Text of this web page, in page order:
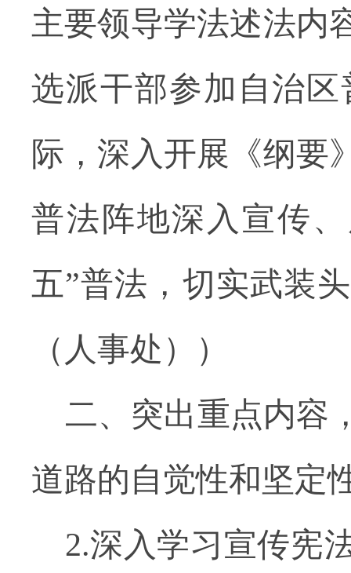
主要领导学法述法内
选派干部参加自治
际，深入开展《纲要
普法阵地深入宣传
五”普法，切实武装
（人事处））
二、突出重点内容
道路的自觉性和坚定
2.深入学习宣传宪